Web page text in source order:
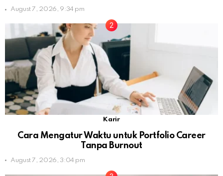
August 7, 2026, 9:34 pm
Karir
Cara Mengatur Waktu untuk Portfolio Career
Tanpa Burnout
August 7, 2026, 3:04 pm